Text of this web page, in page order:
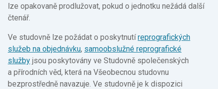
lze opakovaně prodlužovat, pokud o jednotku nežádá další
čtenář.
Ve studovně lze požádat o poskytnutíreprografických
služeb na objednávku, samoobslužné reprografické
služby jsou poskytovány ve Studovně společenských
a přírodních věd, která na Všeobecnou studovnu
bezprostředně navazuje. Ve studovně je k dispozici